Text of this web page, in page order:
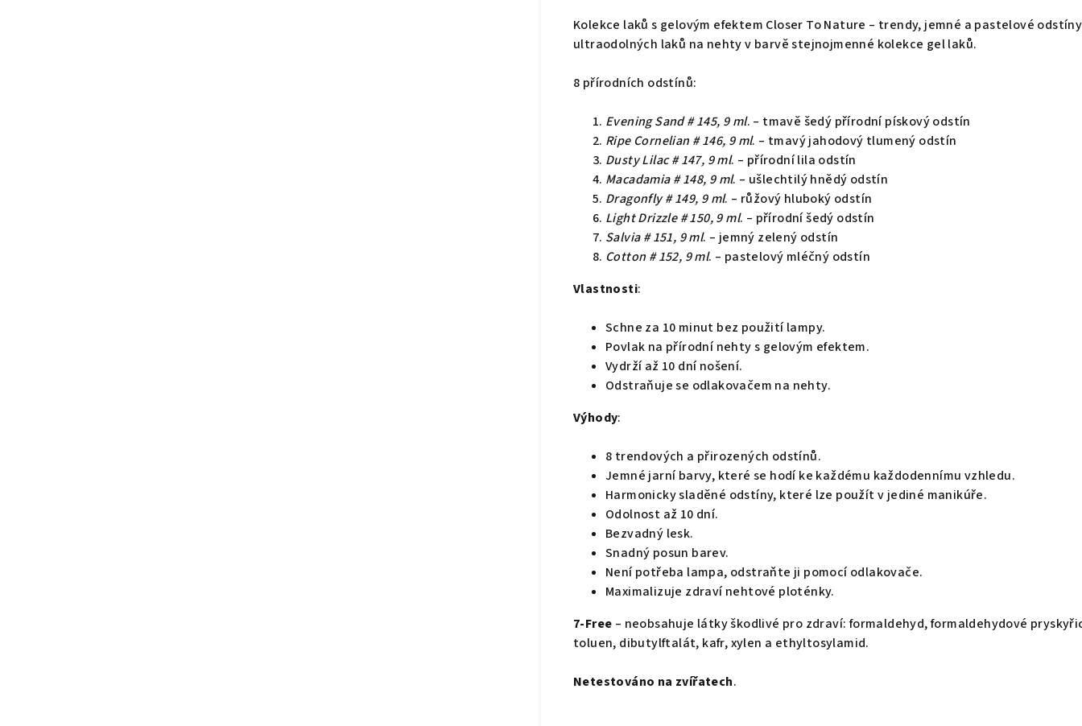
Kolekce laků s gelovým efektem Closer To Nature – trendy, jemné a pastelové odstíny
ultraodolných laků na nehty v barvě stejnojmenné kolekce gel laků.
8 přírodních odstínů:
Evening Sand # 145, 9 ml. – tmavě šedý přírodní pískový odstín
Ripe Cornelian # 146, 9 ml. – tmavý jahodový tlumený odstín
Dusty Lilac # 147, 9 ml. – přírodní lila odstín
Macadamia # 148, 9 ml. – ušlechtilý hnědý odstín
Dragonfly # 149, 9 ml. – růžový hluboký odstín
Light Drizzle # 150, 9 ml. – přírodní šedý odstín
Salvia # 151, 9 ml. – jemný zelený odstín
Cotton # 152, 9 ml. – pastelový mléčný odstín
Vlastnosti:
Schne za 10 minut bez použití lampy.
Povlak na přírodní nehty s gelovým efektem.
Vydrží až 10 dní nošení.
Odstraňuje se odlakovačem na nehty.
Výhody:
8 trendových a přirozených odstínů.
Jemné jarní barvy, které se hodí ke každému každodennímu vzhledu.
Harmonicky sladěné odstíny, které lze použít v jediné manikúře.
Odolnost až 10 dní.
Bezvadný lesk.
Snadný posun barev.
Není potřeba lampa, odstraňte ji pomocí odlakovače.
Maximalizuje zdraví nehtové ploténky.
7-Free – neobsahuje látky škodlivé pro zdraví: formaldehyd, formaldehydové
toluen, dibutylftalát, kafr, xylen a ethyltosylamid.
Netestováno na zvířatech.